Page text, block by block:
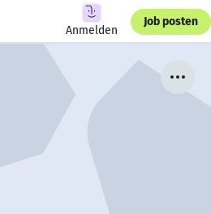
Anmelden
Job posten